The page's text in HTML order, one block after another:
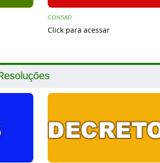
CONSAD
Click para acessar